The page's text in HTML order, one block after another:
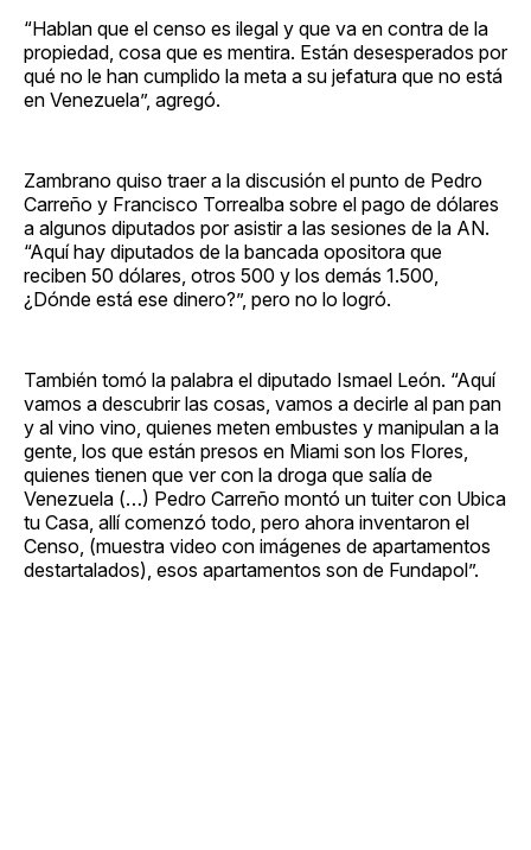
“Hablan que el censo es ilegal y que va en contra de la
propiedad, cosa que es mentira. Están desesperados por
qué no le han cumplido la meta a su jefatura que no está
en Venezuela”, agregó.
Zambrano quiso traer a la discusión el punto de Pedro
Carreño y Francisco Torrealba sobre el pago de dólares
a algunos diputados por asistir a las sesiones de la AN.
“Aquí hay diputados de la bancada opositora que
reciben 50 dólares, otros 500 y los demás 1.500,
¿Dónde está ese dinero?”, pero no lo logró.
También tomó la palabra el diputado Ismael León. “Aquí
vamos a descubrir las cosas, vamos a decirle al pan pan
y al vino vino, quienes meten embustes y manipulan a la
gente, los que están presos en Miami son los Flores,
quienes tienen que ver con la droga que salía de
Venezuela (…) Pedro Carreño montó un tuiter con Ubica
tu Casa, allí comenzó todo, pero ahora inventaron el
Censo, (muestra video con imágenes de apartamentos
destartalados), esos apartamentos son de Fundapol”.